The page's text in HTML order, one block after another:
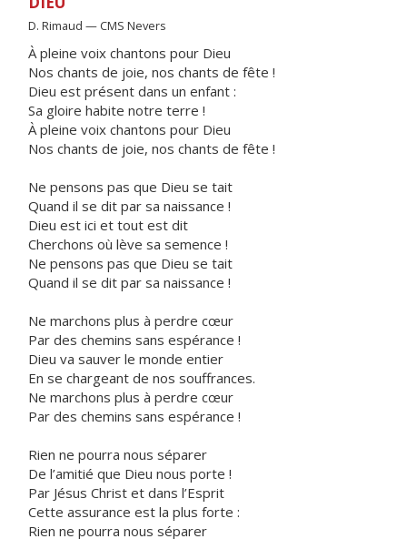
D. Rimaud — CMS Nevers
À pleine voix chantons pour Dieu
Nos chants de joie, nos chants de fête !
Dieu est présent dans un enfant :
Sa gloire habite notre terre !
À pleine voix chantons pour Dieu
Nos chants de joie, nos chants de fête !
Ne pensons pas que Dieu se tait
Quand il se dit par sa naissance !
Dieu est ici et tout est dit
Cherchons où lève sa semence !
Ne pensons pas que Dieu se tait
Quand il se dit par sa naissance !
Ne marchons plus à perdre cœur
Par des chemins sans espérance !
Dieu va sauver le monde entier
En se chargeant de nos souffrances.
Ne marchons plus à perdre cœur
Par des chemins sans espérance !
Rien ne pourra nous séparer
De l’amitié que Dieu nous porte !
Par Jésus Christ et dans l’Esprit
Cette assurance est la plus forte :
Rien ne pourra nous séparer